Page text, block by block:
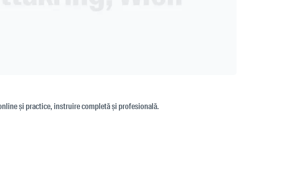
și practice, instruire completă și profesională.